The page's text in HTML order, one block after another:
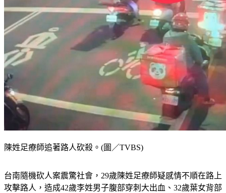
台南隨機砍人案震驚社會，29歲陳姓足療師疑感情不順在路上